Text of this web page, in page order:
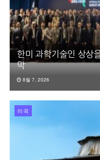
한미 과학기술인 상상
막
8월 7, 2026
미국